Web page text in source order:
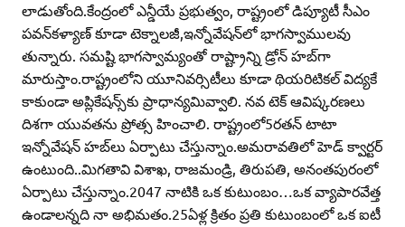
లాడుతోంది.కేంద్రంలో ఎన్డీయే ప్రభుత్వం, రాష్ట్రంలో డిప్యూటీ సీఎం
పవన్‌కళ్యాణ్‌ కూడా టెక్నాలజీ,ఇన్నోవేషన్‌లో భాగస్వాములవు
తున్నారు. సమష్టి భాగస్వామ్యంతో రాష్ట్రాన్ని డ్రోన్‌ హబ్‌గా
మారుస్తాం.రాష్ట్రంలోని యూనివర్సిటీలు కూడా థియరిటికల్‌ విద్యకే
కాకుండా అప్లికేషన్స్‌కు ప్రాధాన్యమివ్వాలి. నవ టెక్‌ ఆవిష్కరణలు
దిశగా యువతను ప్రోత్స హించాలి. రాష్ట్రంలో5రతన్‌ టాటా
ఇన్నోవేషన్‌ హబ్‌లు ఏర్పాటు చేస్తున్నాం.అమరావతిలో హెడ్‌ క్వార్టర్‌
ఉంటుంది..మిగతావి విశాఖ, రాజమండ్రి, తిరుపతి, అనంతపురంలో
ఏర్పాటు చేస్తున్నాం.2047 నాటికి ఒక కుటుంబం…ఒక వ్యాపారవేత్త
ఉండాలన్నది నా అభిమతం.25ఏళ్ల క్రితం ప్రతి కుటుంబంలో ఒక ఐటీ